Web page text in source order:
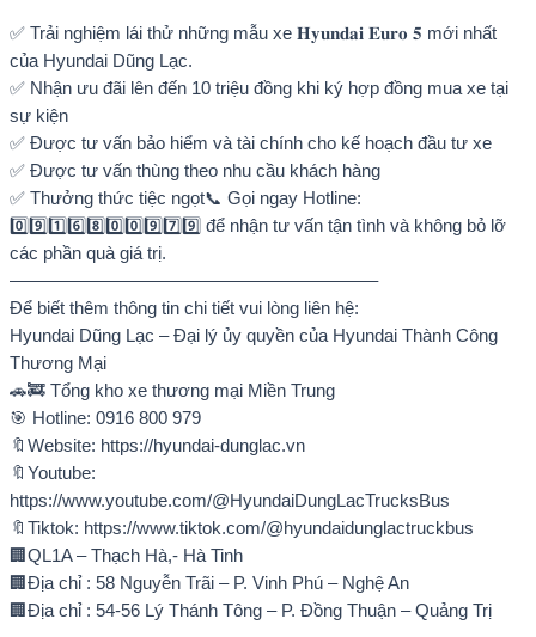
✅ Trải nghiệm lái thử những mẫu xe 𝐇𝐲𝐮𝐧𝐝𝐚𝐢 𝐄𝐮𝐫𝐨 𝟓 mới nhất
của Hyundai Dũng Lạc.
✅ Nhận ưu đãi lên đến 10 triệu đồng khi ký hợp đồng mua xe tại
sự kiện
✅ Được tư vấn bảo hiểm và tài chính cho kế hoạch đầu tư xe
✅ Được tư vấn thùng theo nhu cầu khách hàng
✅ Thưởng thức tiệc ngọt📞 Gọi ngay Hotline:
0️⃣9️⃣1️⃣6️⃣8️⃣0️⃣0️⃣9️⃣7️⃣9️⃣ để nhận tư vấn tận tình và không bỏ lỡ
các phần quà giá trị.
————————————————————–
Để biết thêm thông tin chi tiết vui lòng liên hệ:
Hyundai Dũng Lạc – Đại lý ủy quyền của Hyundai Thành Công
Thương Mại
🚗🚒 Tổng kho xe thương mại Miền Trung
🎯 Hotline: 0916 800 979
🔖Website: https://hyundai-dunglac.vn
🔖Youtube:
https://www.youtube.com/@HyundaiDungLacTrucksBus
🔖Tiktok: https://www.tiktok.com/@hyundaidunglactruckbus
🏢QL1A – Thạch Hà,- Hà Tinh
🏢Địa chỉ : 58 Nguyễn Trãi – P. Vinh Phú – Nghệ An
🏢Địa chỉ : 54-56 Lý Thánh Tông – P. Đồng Thuận – Quảng Trị